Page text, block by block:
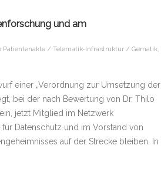
und am
Patientenakte / Telematik-Infrastruktur / Gematik,
einer „Verordnung zur Umsetzung der
bei der nach Bewertung von Dr. Thilo
jetzt Mitglied im Netzwerk
Datenschutz und im Vorstand von
auf der Strecke bleiben. In